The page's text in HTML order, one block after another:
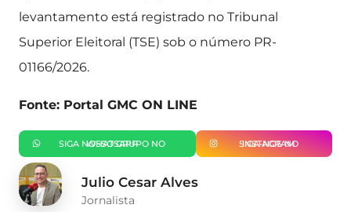
levantamento está registrado no Tribunal
Superior Eleitoral (TSE) sob o número PR-
01166/2026.
Fonte: Portal GMC ON LINE
SIGA NOSSO GRUPO NO WHATSAPP SIGA-NOS NO INSTAGRAM
Julio Cesar Alves
Jornalista